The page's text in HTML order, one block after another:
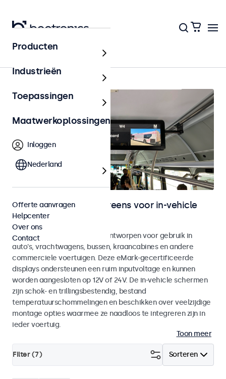
Home
Monitoren en touchscreens voor in-vehicle
gebruik
Monitoren en touchscreens ontworpen voor gebruik in
auto's, vrachtwagens, bussen, kraancabines en andere
commerciele voertuigen. Deze eMark-gecertificeerde
displays ondersteunen een ruim inputvoltage en kunnen
worden aangesloten op 12V of 24V. De in-vehicle schermen
zijn schok- en trillingsbestendig, bestand
temperatuurschommelingen en beschikken over veelzijdige
montage opties waarmee ze naadloos te integreren zijn in
ieder voertuig.
Toon meer
Sorteren
Filter (7)
Producten
Industrieën
Toepassingen
Maatwerkoplossingen
Inloggen
Nederland
Offerte aanvragen
Helpcenter
Over ons
Contact